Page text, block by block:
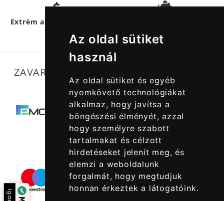
Az oldal sütiket
használ
Az oldal sütiket és egyéb
nyomkövető technológiákat
alkalmaz, hogy javítsa a
böngészési élményét, azzal
hogy személyre szabott
tartalmakat és célzott
hirdetéseket jelenít meg, és
elemzi a weboldalunk
forgalmát, hogy megtudjuk
honnan érkeztek a látogatóink.
Extrém akciós termékek
többet
ZAVARTALAN MŰKÖDÉSÜNKET SEGÍTIK